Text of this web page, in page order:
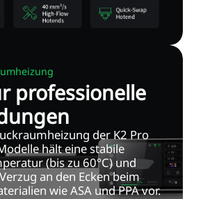
professionelle
der K2 Pro
hält eine stabile
(bis zu 60°C) und
an den Ecken beim
wie ASA und PPA vor.